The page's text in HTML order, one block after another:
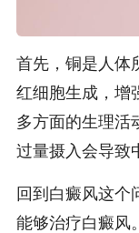
首先，铜是人体
红细胞生成，增
多方面的生理活
过量摄入会导致
回到白癜风这个
能够治疗白癜风